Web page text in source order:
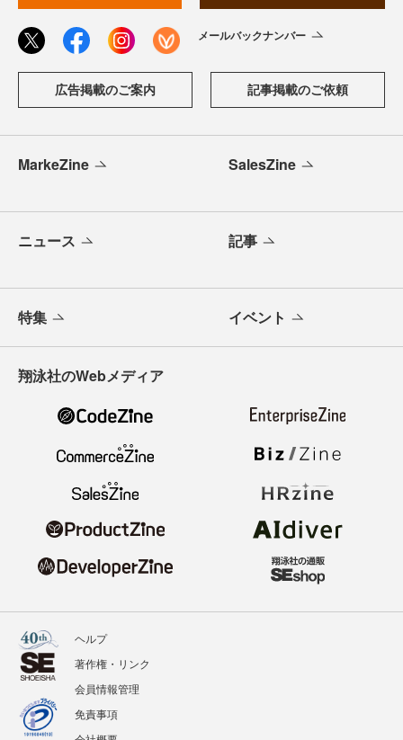
メールバックナンバー
広告掲載のご案内 記事掲載のご依頼
MarkeZine SalesZine
ニュース 記事
特集 イベント
翔泳社のWebメディア
ヘルプ
著作権・リンク
会員情報管理
免責事項